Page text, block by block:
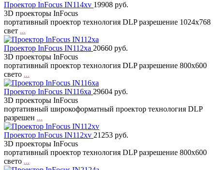
Проектор InFocus IN114xv 19908 руб.
3D проекторы InFocus
портативный проектор технология DLP разрешение 1024x768
свет ...
Проектор InFocus IN112xa 20660 руб.
3D проекторы InFocus
портативный проектор технология DLP разрешение 800x600
свето ...
Проектор InFocus IN116xa 29604 руб.
3D проекторы InFocus
портативный широкоформатный проектор технология DLP
разрешен ...
Проектор InFocus IN112xv 21253 руб.
3D проекторы InFocus
портативный проектор технология DLP разрешение 800x600
свето ...